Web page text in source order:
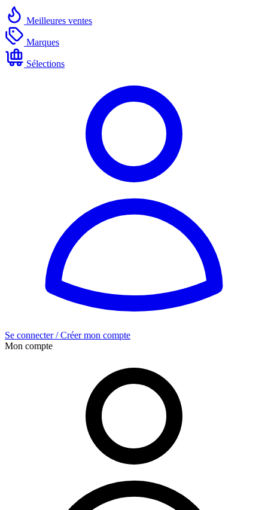
Meilleures ventes
Marques
Sélections
Se connecter / Créer mon compte
Mon compte